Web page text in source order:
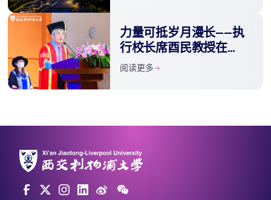
力量可抵岁月漫长——执
行校长席酉民教授在
2022年研究生毕业典礼
阅读更多